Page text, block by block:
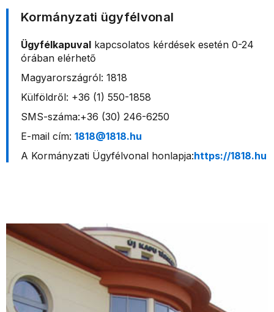
Kormányzati ügyfélvonal
Ügyfélkapuval kapcsolatos kérdések esetén 0-24
órában elérhető
Magyarországról: 1818
Külföldről: +36 (1) 550-1858
SMS-száma:+36 (30) 246-6250
E-mail cím: 1818@1818.hu
A Kormányzati Ügyfélvonal honlapja:https://1818.hu